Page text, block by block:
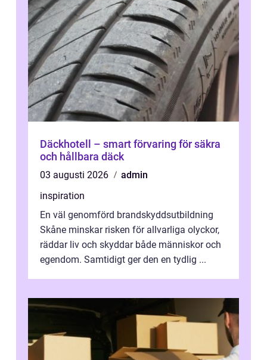
Däckhotell – smart förvaring för säkra
och hållbara däck
03 augusti 2026
admin
inspiration
En väl genomförd brandskyddsutbildning
Skåne minskar risken för allvarliga olyckor,
räddar liv och skyddar både människor och
egendom. Samtidigt ger den en tydlig ...